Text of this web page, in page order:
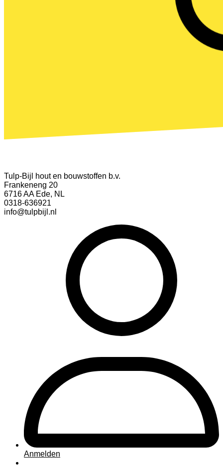
Tulp-Bijl hout en bouwstoffen b.v.
Frankeneng 20
6716 AA Ede, NL
0318-636921
info@tulpbijl.nl
Anmelden